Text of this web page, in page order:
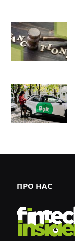
ПРО НАС